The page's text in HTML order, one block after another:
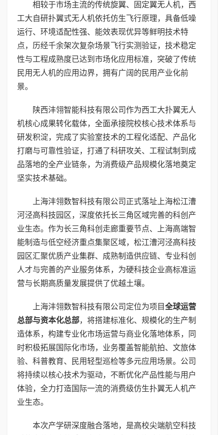
相较于市场主流的传统旋翼、固定翼无人机，西
工大自研扑翼式无人机依托仿生飞行原理，具备低噪
运行、环境适配性强、能效表现优异等鲜明技术特
点，历经千余架次复杂场景飞行实测验证，技术稳定
性与工程成熟度已达到市场化应用标准，突破了传统
民用无人机的应用边界，拥有广阔的民用产业化前
景。
陕西沣翎智能科技有限公司作为西工大扑翼无人
机核心成果转化载体，全面承接院校核心技术体系与
研发积淀，完成了实验室技术的工程化适配、产品化
打磨与可靠性验证，打通了科研攻关、工程试制到成
品落地的全产业链条，为消费级产品规模化落地奠定
坚实技术基础。
上海沣翎数智科技有限公司正式落址上海松江漕
河泾高科技园区，深度依托长三角区域完善的科创产
业生态。作为长三角科创走廊重要节点、上海高端智
能制造与低空经济重点集聚区域，松江漕河泾高科技
园区汇聚优质产业集群、成熟制造供应链、专业科创
人才与完善的产业服务体系，为硬科技企业高标准运
营与长期高质量发展提供了优越土壤。
上海沣翎数智科技有限公司定位为项目全球运营
总部与资本化总部，将搭建标准化、规模化的生产制
造体系，构建专业化市场运营与商业化落地体系，同
时积极拓展国际化市场，业务覆盖智能航拍、文旅体
验、科普教育、民用轻型巡检等多元应用场景。公司
将持续以核心技术为驱动，不断优化产品性能与用户
体验，全力打造国际一流的消费级仿生扑翼无人机产
业生态。
本次产学研深度融合落地，是高校尖端航空科技